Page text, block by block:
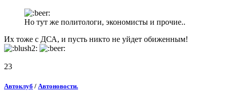
Но тут же политологи, экономисты и прочие..
Их тоже с ДСА, и пусть никто не уйдет обиженным!
23
Автоклуб / Автоновости.